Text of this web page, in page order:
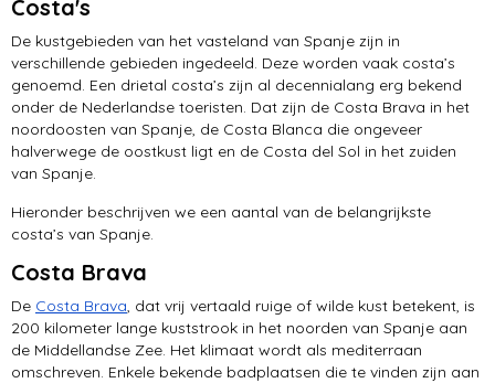
Costa's
De kustgebieden van het vasteland van Spanje zijn in
verschillende gebieden ingedeeld. Deze worden vaak costa’s
genoemd. Een drietal costa’s zijn al decennialang erg bekend
onder de Nederlandse toeristen. Dat zijn de Costa Brava in het
noordoosten van Spanje, de Costa Blanca die ongeveer
halverwege de oostkust ligt en de Costa del Sol in het zuiden
van Spanje.
Hieronder beschrijven we een aantal van de belangrijkste
costa’s van Spanje.
Costa Brava
De Costa Brava, dat vrij vertaald ruige of wilde kust betekent, is
200 kilometer lange kuststrook in het noorden van Spanje aan
de Middellandse Zee. Het klimaat wordt als mediterraan
omschreven. Enkele bekende badplaatsen die te vinden zijn aan